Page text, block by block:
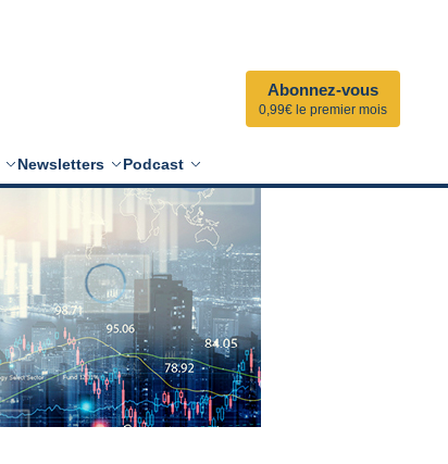
Abonnez-vous
0,99€ le premier mois
Newsletters Podcast